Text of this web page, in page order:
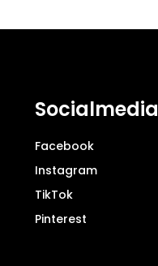
Socialmedia
Facebook
Instagram
TikTok
Pinterest